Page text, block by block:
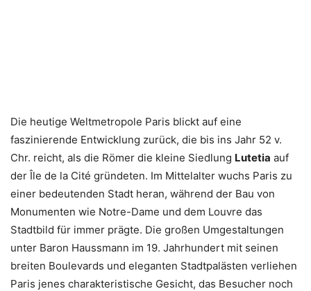
Die heutige Weltmetropole Paris blickt auf eine
faszinierende Entwicklung zurück, die bis ins Jahr 52 v.
Chr. reicht, als die Römer die kleine Siedlung Lutetia auf
der Île de la Cité gründeten. Im Mittelalter wuchs Paris zu
einer bedeutenden Stadt heran, während der Bau von
Monumenten wie Notre-Dame und dem Louvre das
Stadtbild für immer prägte. Die großen Umgestaltungen
unter Baron Haussmann im 19. Jahrhundert mit seinen
breiten Boulevards und eleganten Stadtpalästen verliehen
Paris jenes charakteristische Gesicht, das Besucher noch